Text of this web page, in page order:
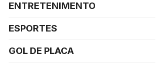
ENTRETENIMENTO
ESPORTES
GOL DE PLACA